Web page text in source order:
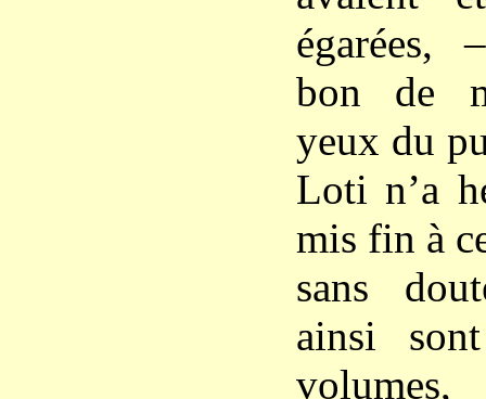
égarées,
bon de
yeux du
Loti n’a
mis fin à
sans
ainsi